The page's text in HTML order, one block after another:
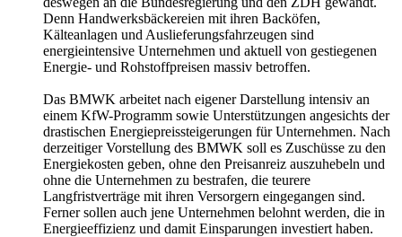
Denn Handwerksbäckereien mit ihren Backöfen,
Kälteanlagen und Auslieferungsfahrzeugen sind
energieintensive Unternehmen und aktuell von gestiegenen
Energie- und Rohstoffpreisen massiv betroffen.
Das BMWK arbeitet nach eigener Darstellung intensiv an
einem KfW-Programm sowie Unterstützungen angesichts der
drastischen Energiepreissteigerungen für Unternehmen. Nach
derzeitiger Vorstellung des BMWK soll es Zuschüsse zu den
Energiekosten geben, ohne den Preisanreiz auszuhebeln und
ohne die Unternehmen zu bestrafen, die teurere
Langfristverträge mit ihren Versorgern eingegangen sind.
Ferner sollen auch jene Unternehmen belohnt werden, die in
Energieeffizienz und damit Einsparungen investiert haben.